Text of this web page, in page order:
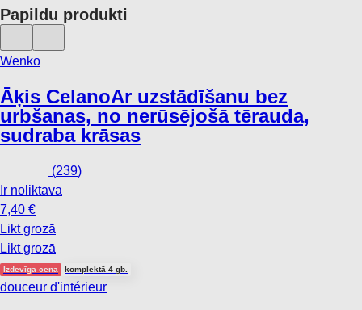
Papildu produkti
Wenko
Āķis CelanoAr uzstādīšanu bez
urbšanas, no nerūsējošā tērauda,
sudraba krāsas
(239)
Ir noliktavā
7,40 €
Likt grozā
Likt grozā
Izdevīga cena komplektā 4 gb.
douceur d'intérieur